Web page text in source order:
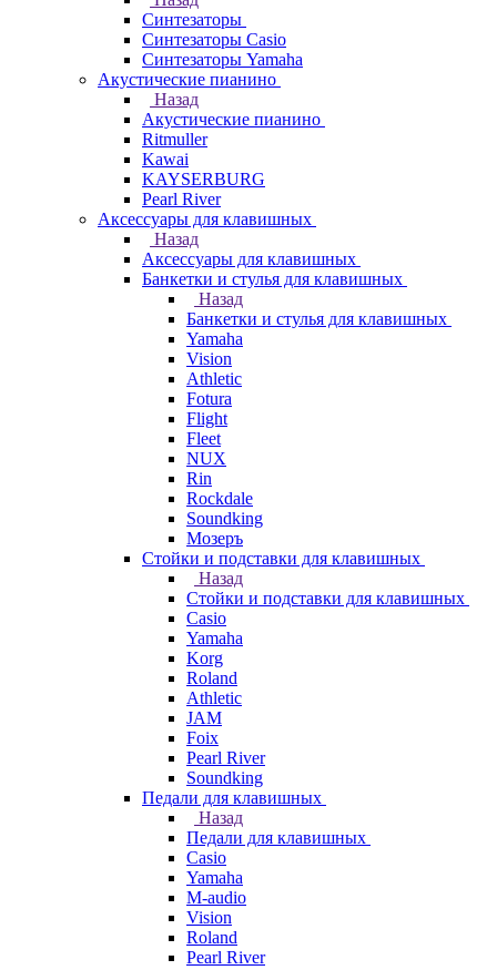
Синтезаторы
Синтезаторы Casio
Синтезаторы Yamaha
Акустические пианино
Назад
Акустические пианино
Ritmuller
Kawai
KAYSERBURG
Pearl River
Аксессуары для клавишных
Назад
Аксессуары для клавишных
Банкетки и стулья для клавишных
Назад
Банкетки и стулья для клавишных
Yamaha
Vision
Athletic
Fotura
Flight
Fleet
NUX
Rin
Rockdale
Soundking
Мозеръ
Стойки и подставки для клавишных
Назад
Стойки и подставки для клавишных
Casio
Yamaha
Korg
Roland
Athletic
JAM
Foix
Pearl River
Soundking
Педали для клавишных
Назад
Педали для клавишных
Casio
Yamaha
M-audio
Vision
Roland
Pearl River